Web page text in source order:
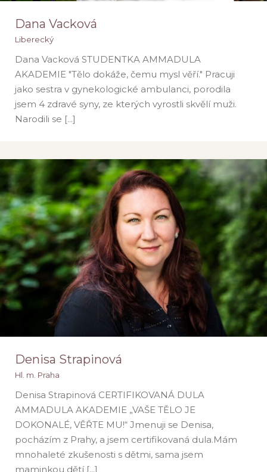
Dana Vacková
Liberecký
Dana Vacková
Liberecký
Dana Vacková STUDENTKA AMMADULA
AKADEMIE "Tělo dokáže, čemu mysl věří." Pracuji
jako sestra v gynekologické ambulanci, porodila
jsem 4 zdravé syny, ze kterých vyrostli skvělí muži.
Narodili se [...]
Denisa Strapinová
Hl. m. Praha
Denisa Strapinová
Hl. m. Praha
Denisa Strapinová CERTIFIKOVANÁ DULA
AMMADULA AKADEMIE „VAŠE TĚLO JE
DOKONALÉ, VĚŘTE MU!“ Jmenuji se Denisa,
pocházím z Prahy, a jsem certifikovaná dula.Mám
mnohaleté zkušenosti s dětmi, sama jsem
maminkou dětí [...]